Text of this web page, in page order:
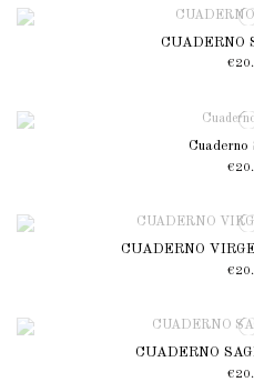
CUADERNO
Cuaderno
CUADERNO
CUADERNO